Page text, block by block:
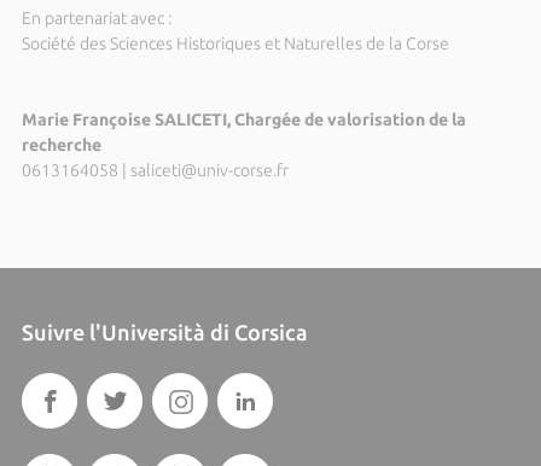
En partenariat avec :
Société des Sciences Historiques et Naturelles de la Corse
Marie Françoise SALICETI, Chargée de valorisation de la
recherche
0613164058
saliceti@univ-corse.fr
Suivre l'Università di Corsica